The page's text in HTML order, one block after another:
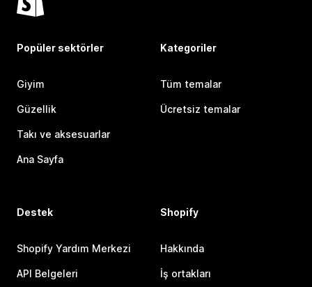
Popüler sektörler
Giyim
Güzellik
Takı ve aksesuarlar
Ana Sayfa
Kategoriler
Tüm temalar
Ücretsiz temalar
Destek
Shopify Yardım Merkezi
API Belgeleri
Shopify
Hakkında
İş ortakları